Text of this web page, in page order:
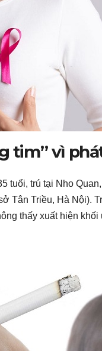
tim” vì
tuổi, trú tại Nho
Tân Triều, Hà Nội).
thấy xuất hiện